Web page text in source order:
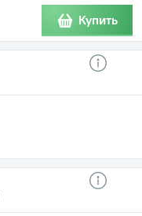
Купить